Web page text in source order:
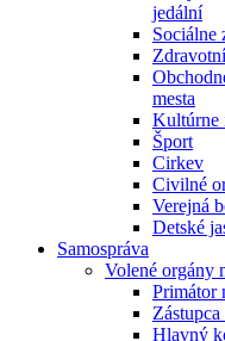
jedální
Sociálne
mesta
Kultúrne
Šport
Cirkev
Civilné
Verejná
Detské
Samospráva
Volené orgány
Primátor
Hlavný